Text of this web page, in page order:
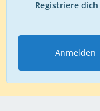
Registriere
Anmelden